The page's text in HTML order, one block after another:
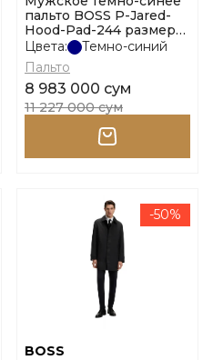
пальто BOSS P-Jared-
Hood-Pad-244 размер
52
Цвета:
Темно-синий
Пальто
8 983 000 сум
11 227 000 сум
-50%
BOSS